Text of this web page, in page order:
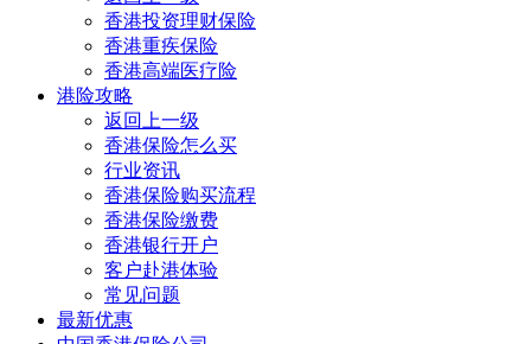
香港投资理财保险
香港重疾保险
香港高端医疗险
港险攻略
返回上一级
香港保险怎么买
行业资讯
香港保险购买流程
香港保险缴费
香港银行开户
客户赴港体验
常见问题
最新优惠